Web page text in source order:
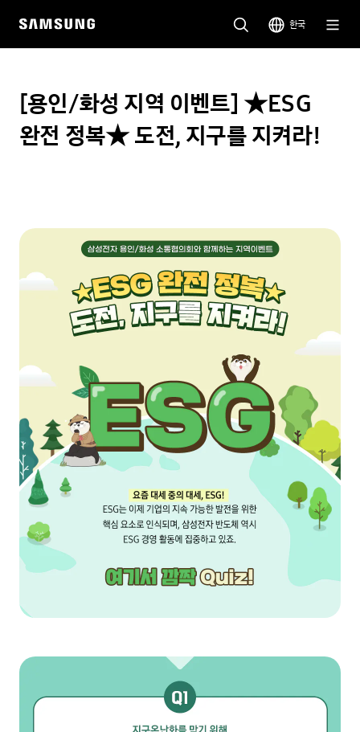
한국
[용인/화성 지역 이벤트] ★ESG
완전 정복★ 도전, 지구를 지켜라!